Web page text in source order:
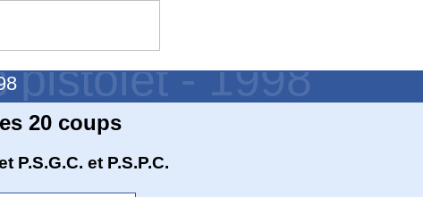
pistolet - 1998
20 coups
P.S.G.C. et P.S.P.C.